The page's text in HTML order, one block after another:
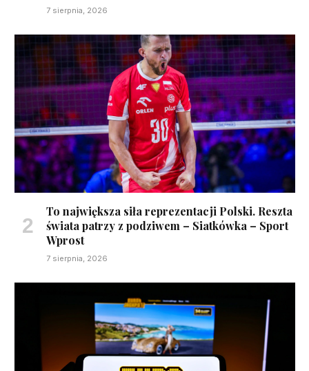
7 sierpnia, 2026
To największa siła reprezentacji Polski. Reszta
świata patrzy z podziwem – Siatkówka – Sport
Wprost
7 sierpnia, 2026